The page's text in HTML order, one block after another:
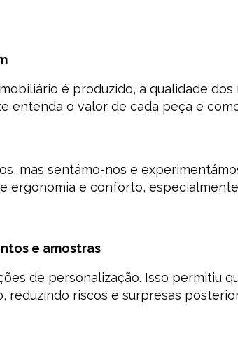
é produzido, a qualidade
entenda o valor de cada peça e
mas sentámo-nos e
ergonomia e conforto,
e amostras
de personalização. Isso permitiu
reduzindo riscos e surpresas